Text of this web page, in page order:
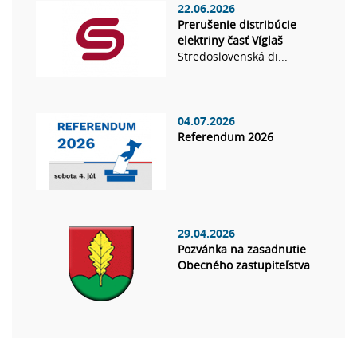
22.06.2026
Prerušenie distribúcie
elektriny časť Víglaš
Stredoslovenská di...
04.07.2026
Referendum 2026
29.04.2026
Pozvánka na zasadnutie
Obecného zastupiteľstva